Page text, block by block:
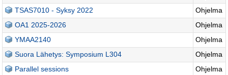
TSAS7010 - Syksy 2022
Ohjelma
OA1 2025-2026
Ohjelma
YMAA2140
Ohjelma
Suora Lähetys: Symposium L304
Ohjelma
Parallel sessions
Ohjelma